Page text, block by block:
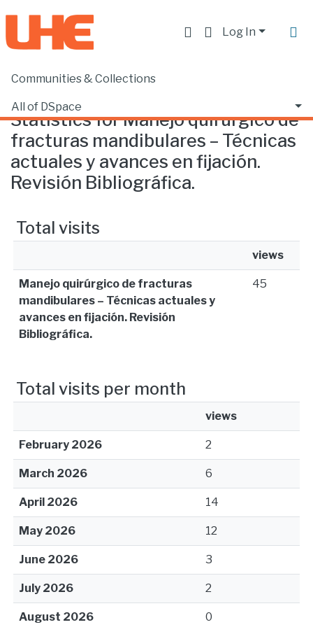
Log In
Communities & Collections
All of DSpace
Home Statistics
Statistics for Manejo quirúrgico de
fracturas mandibulares – Técnicas
actuales y avances en fijación.
Revisión Bibliográfica.
Total visits
views
Manejo quirúrgico de fracturas
mandibulares – Técnicas actuales y
avances en fijación. Revisión
Bibliográfica.
45
Total visits per month
views
February 2026 2
March 2026 6
April 2026 14
May 2026 12
June 2026 3
July 2026 2
August 2026 0